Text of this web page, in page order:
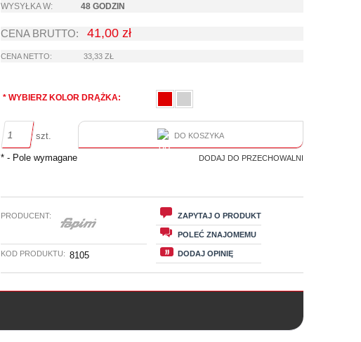
WYSYŁKA W:
48 GODZIN
CENA BRUTTO: 41,00 zł
CENA NETTO: 33,33 ZŁ
* WYBIERZ KOLOR DRĄŻKA:
szt. DO KOSZYKA
DODAJ DO PRZECHOWALNI
* - Pole wymagane
PRODUCENT:
KOD PRODUKTU: 8105
ZAPYTAJ O PRODUKT
POLEĆ ZNAJOMEMU
DODAJ OPINIĘ